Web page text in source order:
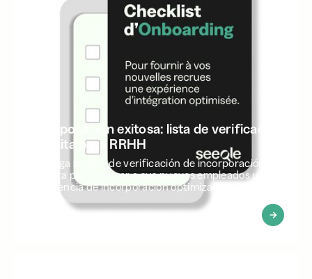
Incorporación exitosa: lista de verificación
gratuita para RRHH
Obtenga su lista de verificación de incorporación
gratuita para ofrecer a sus nuevos empleados una
experiencia de incorporación optimizada.